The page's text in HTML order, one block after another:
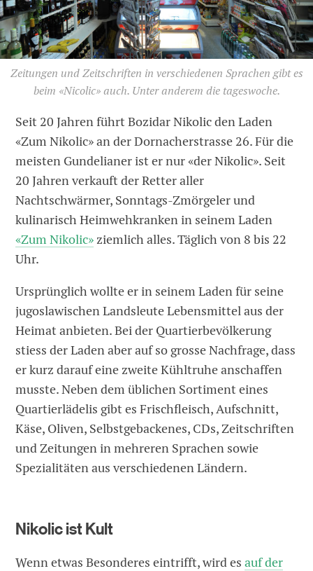
Zeitungen und Zeitschriften in verschiedenen Sprachen gibt es
beim «Nicolic» auch. Unter anderem die tageswoche.
Seit 20 Jahren führt Bozidar Nikolic den Laden
«Zum Nikolic» an der Dornacherstrasse 26. Für die
meisten Gundelianer ist er nur «der Nikolic». Seit
20 Jahren verkauft der Retter aller
Nachtschwärmer, Sonntags-Zmörgeler und
kulinarisch Heimwehkranken in seinem Laden
«Zum Nikolic» ziemlich alles. Täglich von 8 bis 22
Uhr.
Ursprünglich wollte er in seinem Laden für seine
jugoslawischen Landsleute Lebensmittel aus der
Heimat anbieten. Bei der Quartierbevölkerung
stiess der Laden aber auf so grosse Nachfrage, dass
er kurz darauf eine zweite Kühltruhe anschaffen
musste. Neben dem üblichen Sortiment eines
Quartierlädelis gibt es Frischfleisch, Aufschnitt,
Käse, Oliven, Selbstgebackenes, CDs, Zeitschriften
und Zeitungen in mehreren Sprachen sowie
Spezialitäten aus verschiedenen Ländern.
Nikolic ist Kult
Wenn etwas Besonderes eintrifft, wird esauf der